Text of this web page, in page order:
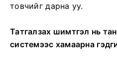
товчийг дарна уу.
Татгалзах шимтгэл нь
системээс хамаарна